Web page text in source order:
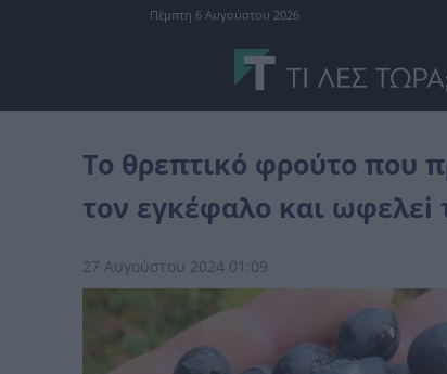
Πέμπτη 6 Αυγούστου 2026
Το θρεπτικό φρούτο που
τον εγκέφαλο και ωφελεi
27 Αυγούστου 2024 01:09